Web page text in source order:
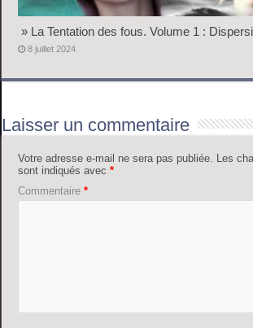
» La Tentation des fous. Volume 1 :
8 juillet 2024
Laisser un commentaire
Votre adresse e-mail ne sera pas publiée. Les
sont indiqués avec*
Commentaire*